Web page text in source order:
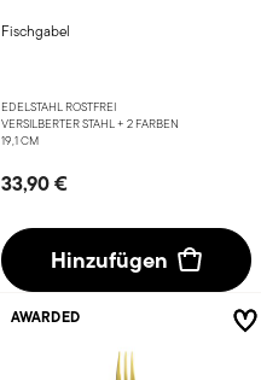
Fischgabel
EDELSTAHL ROSTFREI
VERSILBERTER STAHL + 2 FARBEN
19,1 CM
33,90 €
Hinzufügen
AWARDED